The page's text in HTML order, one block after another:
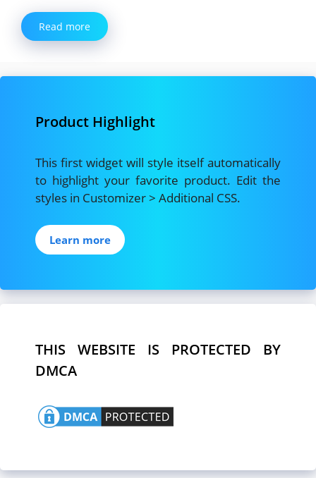
Read more
Product Highlight
This first widget will style itself automatically
to highlight your favorite product. Edit the
styles in Customizer > Additional CSS.
Learn more
THIS WEBSITE IS PROTECTED BY
DMCA